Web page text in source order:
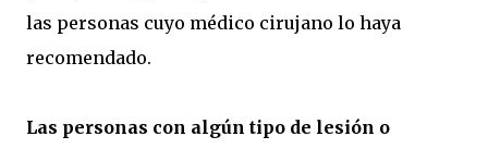
las personas cuyo médico cirujano lo haya
recomendado.
Las personas con algún tipo de lesión o